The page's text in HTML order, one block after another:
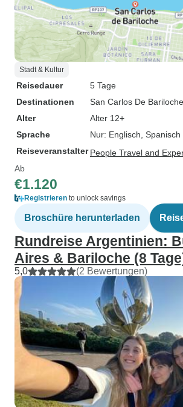
Stadt & Kultur
Reisedauer
5 Tage
Destinationen
San Carlos De Bariloche
Alter
Alter 12+
Sprache
Nur: Englisch, Spanisch
Reiseveranstalter People Travel and
Ab
€1.120
Registrieren to unlock savings
Broschüre herunterladen
Rundreise Argentinien:
Aires & Bariloche (8
5,0 (2 Bewertungen)